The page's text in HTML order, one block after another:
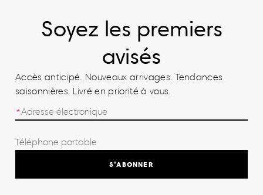
Soyez les premiers
avisés
Accès anticipé. Nouveaux arrivages. Tendances
saisonnières. Livré en priorité à vous.
S’ABONNER